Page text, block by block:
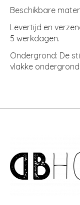
Beschikbare
Levertijd en
5 werkdagen.
Ondergrond: De
vlakke ondergrond.